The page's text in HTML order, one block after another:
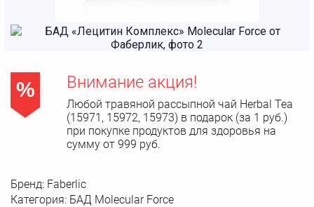
% Внимание акция!
Любой травяной рассыпной чай Herbal Tea
(15971, 15972, 15973) в подарок (за 1 руб.)
при покупке продуктов для здоровья на
сумму от 999 руб.
Бренд: Faberlic
Категория: БАД Molecular Force